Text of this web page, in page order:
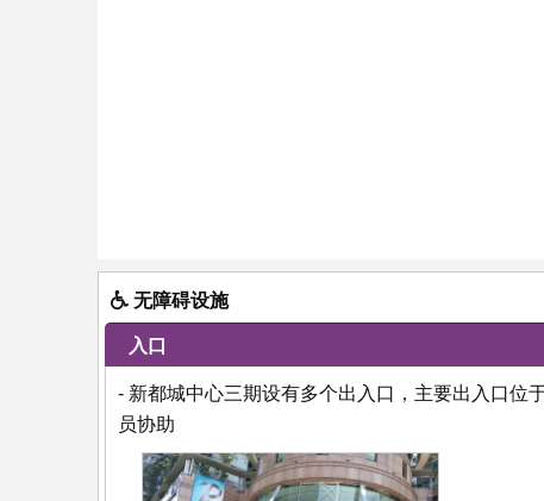
无障碍设施
入口
- 新都城中心三期设有多个出入口，主要出入口位
员协助